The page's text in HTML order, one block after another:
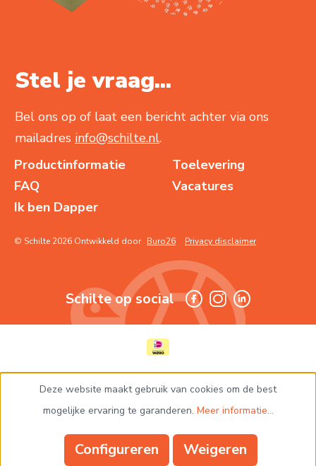
Stel je vraag...
Bel ons op of laat een bericht achter via ons
mailadres info@schilte.nl.
Productinformatie
Toelevering
FAQ
Vacatures
Ik ben Dapper
© Schilte 2026 Ontwikkeld door Buro26 Privacy disclaimer
Schilte op social
Deze website maakt gebruik van cookies om de best
mogelijke ervaring te garanderen. Meer informatie...
Weigeren
Configureren